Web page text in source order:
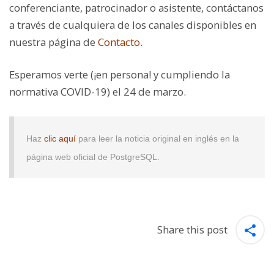
conferenciante, patrocinador o asistente, contáctanos
a través de cualquiera de los canales disponibles en
nuestra página de Contacto.
Esperamos verte (¡en persona! y cumpliendo la
normativa COVID-19) el 24 de marzo.
Haz clic aquí para leer la noticia original en inglés en la
página web oficial de PostgreSQL.
Share this post